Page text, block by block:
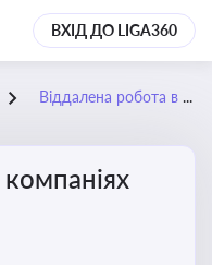
ВХІД ДО LIGA360
Віддалена робота в компаніях